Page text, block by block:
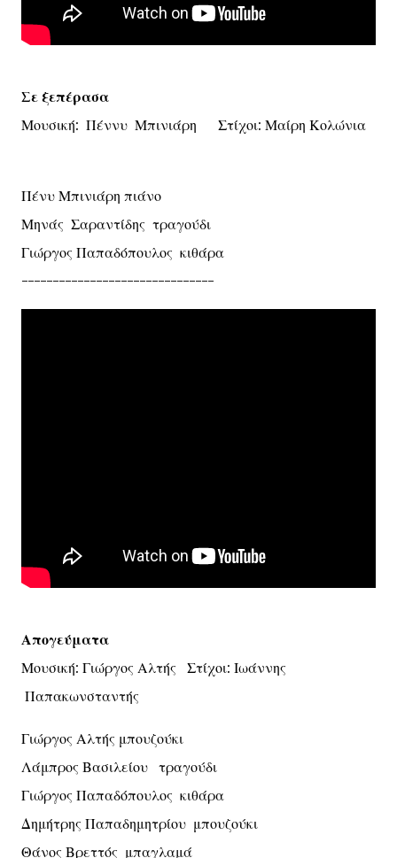
Σε ξεπέρασα
Μουσική: Πέννυ Μπινιάρη Στίχοι: Μαίρη Κολώνια
Πένυ Μπινιάρη πιάνο
Μηνάς Σαραντίδης τραγούδι
Γιώργος Παπαδόπουλος κιθάρα
-------------------------------
Απογεύματα
Μουσική: Γιώργος Αλτής Στίχοι: Ιωάννης
Παπακωνσταντής
Γιώργος Αλτής μπουζούκι
Λάμπρος Βασιλείου τραγούδι
Γιώργος Παπαδόπουλος κιθάρα
Δημήτρης Παπαδημητρίου μπουζούκι
Θάνος Βρεττός μπαγλαμά